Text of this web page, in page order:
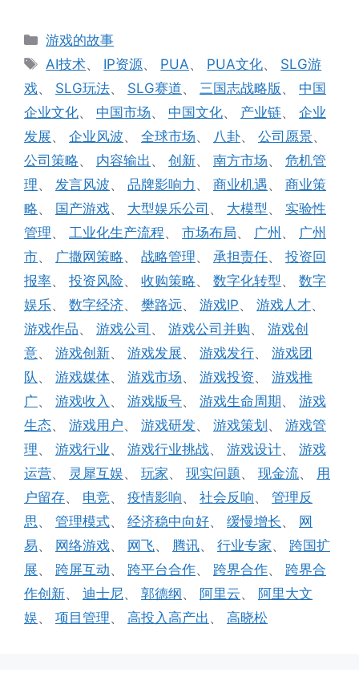
分
类
游戏的故事
标
签
AI技术、 IP资源、 PUA、 PUA文化、 SLG游
戏、 SLG玩法、 SLG赛道、 三国志战略版 、 中国
企业文化、 中国市场、 中国文化、 产业链、 企业
发展、 企业风波、 全球市场、 八卦、 公司愿景、
公司策略、 内容输出 、 创新、 南方市场、 危机管
理、 发言风波、 品牌影响力 、 商业机遇、 商业策
略、 国产游戏、 大型娱乐公司 、 大模型、 实验性
管理、 工业化生产流程、 市场布局、 广州 、 广州
市、 广撒网策略、 战略管理、 承担责任、 投资回
报率、 投资风险、 收购策略、 数字化转型、 数字
娱乐、 数字经济、 樊路远、 游戏IP、 游戏人才、
游戏作品、 游戏公司 、 游戏公司并购、 游戏创
意、 游戏创新、 游戏发展、 游戏发行、 游戏团
队 、 游戏媒体、 游戏市场、 游戏投资、 游戏推
广、 游戏收入 、 游戏版号、 游戏生命周期、 游戏
生态、 游戏用户、 游戏研发、 游戏策划 、 游戏管
理、 游戏行业、 游戏行业挑战、 游戏设计、 游戏
运营、 灵犀互娱、 玩家、 现实问题、 现金流、 用
户留存、 电竞、 疫情影响、 社会反响、 管理反
思、 管理模式、 经济稳中向好、 缓慢增长、 网
易、 网络游戏、 网飞、 腾讯、 行业专家、 跨国扩
展、 跨屏互动、 跨平台合作、 跨界合作、 跨界合
作创新、 迪士尼、 郭德纲、 阿里云、 阿里大文
娱、 项目管理、 高投入高产出 、 高晓松